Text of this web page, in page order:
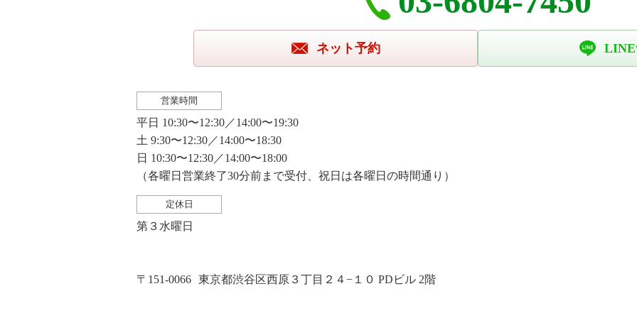
ネット予約 LINE
営業時間
平日 10:30〜12:30／14:00〜19:30
土 9:30〜12:30／14:00〜18:30
日 10:30〜12:30／14:00〜18:00
（各曜日営業終了30分前まで受付、祝日は各曜日の時間通り）
定休日
第３水曜日
〒151-0066 東京都渋谷区西原３丁目２４−１０ PDビル 2階